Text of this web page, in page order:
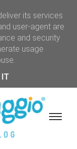
its services
user-agent are
and security
usage
IT